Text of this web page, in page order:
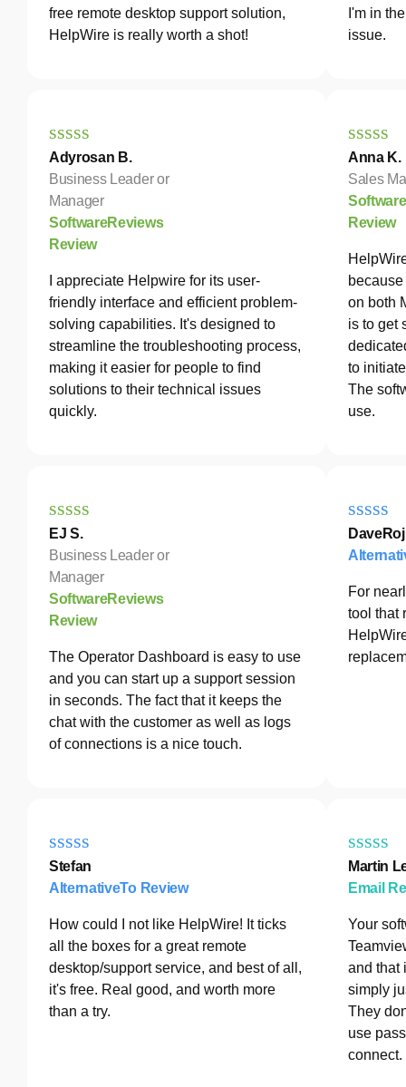
free remote desktop support solution,
HelpWire is really worth a shot!
I'm in
issue.
Adyrosan B.
Business Leader or
Manager
SoftwareReviews
Review
I appreciate Helpwire for its user-
friendly interface and efficient problem-
solving capabilities. It's designed to
streamline the troubleshooting process,
making it easier for people to find
solutions to their technical issues
quickly.
Anna K.
Sales
Review
on both
is to get
to
The
use.
EJ S.
Business Leader or
Manager
SoftwareReviews
Review
The Operator Dashboard is easy to use
and you can start up a support session
in seconds. The fact that it keeps the
chat with the customer as well as logs
of connections is a nice touch.
DaveRoj
For
tool that
Stefan
AlternativeTo Review
How could I not like HelpWire! It ticks
all the boxes for a great remote
desktop/support service, and best of all,
it's free. Real good, and worth more
than a try.
Martin
Email
Your
and that
simply
They
use
connect.